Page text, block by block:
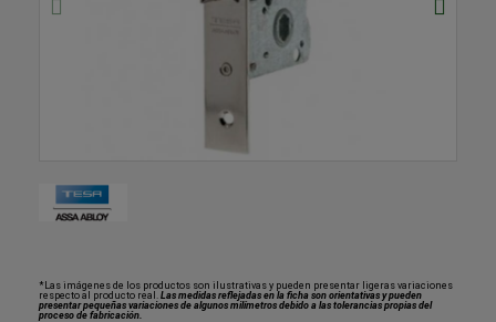
*Las imágenes de los productos son ilustrativas y pueden presentar ligeras variaciones
respecto al producto real. Las medidas reflejadas en la ficha son orientativas y pueden
presentar pequeñas variaciones de algunos milímetros debido a las tolerancias propias del
proceso de fabricación.